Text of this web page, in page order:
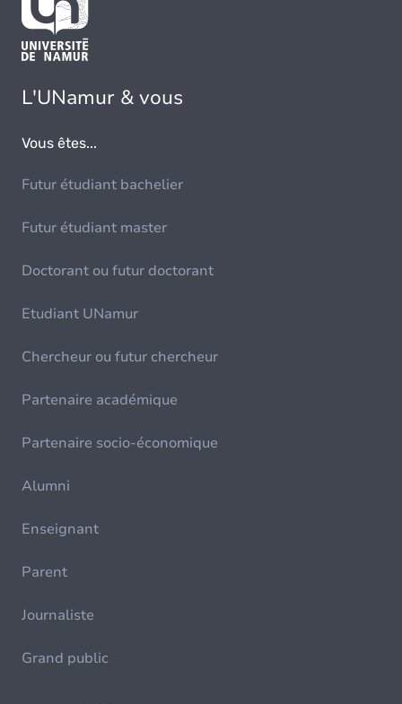
L'UNamur & vous
Vous êtes...
Futur étudiant bachelier
Futur étudiant master
Doctorant ou futur doctorant
Etudiant UNamur
Chercheur ou futur chercheur
Partenaire académique
Partenaire socio-économique
Alumni
Enseignant
Parent
Journaliste
Grand public